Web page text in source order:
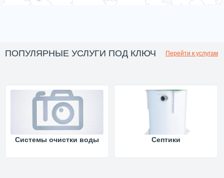
ПОПУЛЯРНЫЕ УСЛУГИ ПОД КЛЮЧ Перейти к услугам
Системы очистки воды Септики